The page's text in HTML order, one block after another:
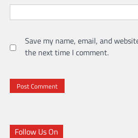
Save my name, email, and
the next time I comment.
Follow Us On